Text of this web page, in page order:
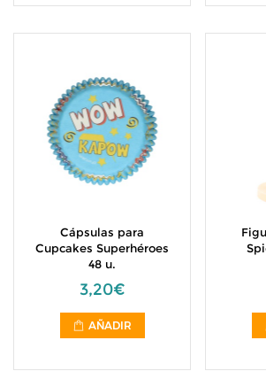
Cápsulas para
Cupcakes Superhéroes
48 u.
3,20€
AÑADIR